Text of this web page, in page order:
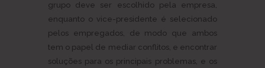
grupo deve ser escolhido pela empresa,
enquanto o vice-presidente é selecionado
pelos empregados, de modo que ambos
tem o papel de mediar conflitos, e encontrar
soluções para os principais problemas, e os